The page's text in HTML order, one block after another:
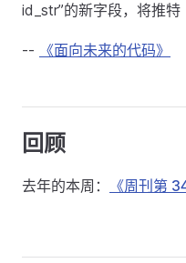
id_str”的新字段，将推特
-- 《面向未来的代码》
回顾
去年的本周： 《周刊第